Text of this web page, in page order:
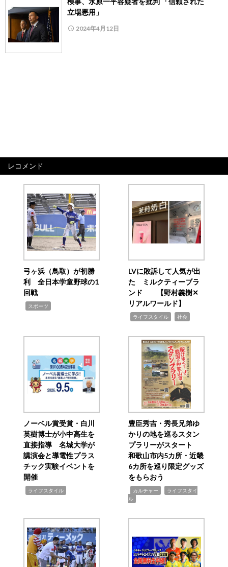
立場悪用」
2024年4月12日
レコメンド
弓ヶ浜（鳥取）が初勝
利 全日本学童野球の1
回戦
スポーツ
LVに敗訴して人気が出
た ミルクティーブラ
ンド 【野村義樹✕
リアルワールド】
ライフスタイル 社会
ノーベル賞受賞・白川
英樹博士が小中高生を
直接指導 名城大学が
講演会と導電性プラス
チック実験イベントを
開催
ライフスタイル
豊臣秀吉・秀長兄弟ゆ
かりの地を巡るスタン
プラリーがスタート
和歌山市内5カ所・近畿
6カ所を巡り限定グッズ
をもらおう
カルチャー
ライフスタイ
ル